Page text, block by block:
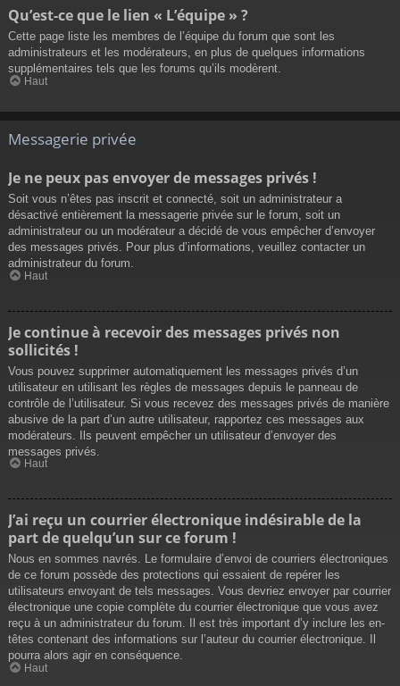
Qu’est-ce que le lien « L’équipe » ?
Cette page liste les membres de l’équipe du forum que sont les
administrateurs et les modérateurs, en plus de quelques informations
supplémentaires tels que les forums qu’ils modèrent.
Haut
Messagerie privée
Je ne peux pas envoyer de messages privés !
Soit vous n’êtes pas inscrit et connecté, soit un administrateur a
désactivé entièrement la messagerie privée sur le forum, soit un
administrateur ou un modérateur a décidé de vous empêcher d’envoyer
des messages privés. Pour plus d’informations, veuillez contacter un
administrateur du forum.
Haut
Je continue à recevoir des messages privés non
sollicités !
Vous pouvez supprimer automatiquement les messages privés d’un
utilisateur en utilisant les règles de messages depuis le panneau de
contrôle de l’utilisateur. Si vous recevez des messages privés de manière
abusive de la part d’un autre utilisateur, rapportez ces messages aux
modérateurs. Ils peuvent empêcher un utilisateur d’envoyer des
messages privés.
Haut
J’ai reçu un courrier électronique indésirable de la
part de quelqu’un sur ce forum !
Nous en sommes navrés. Le formulaire d’envoi de courriers électroniques
de ce forum possède des protections qui essaient de repérer les
utilisateurs envoyant de tels messages. Vous devriez envoyer par courrier
électronique une copie complète du courrier électronique que vous avez
reçu à un administrateur du forum. Il est très important d’y inclure les en-
têtes contenant des informations sur l’auteur du courrier électronique. Il
pourra alors agir en conséquence.
Haut